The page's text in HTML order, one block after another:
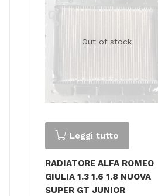
Out of stock
Leggi tutto
RADIATORE ALFA ROMEO
GIULIA 1.3 1.6 1.8 NUOVA
SUPER GT JUNIOR